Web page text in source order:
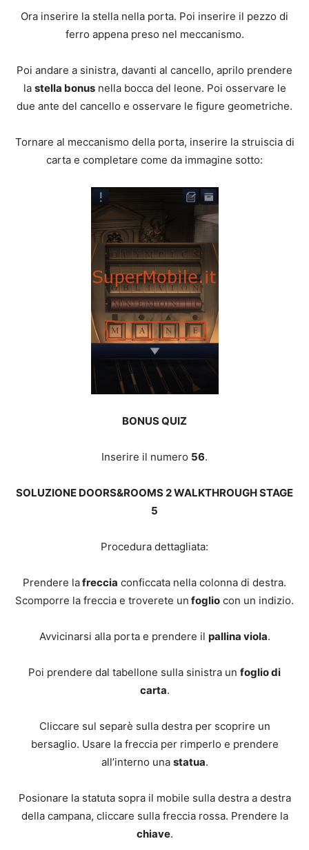
Ora inserire la stella nella porta. Poi inserire il pezzo di
ferro appena preso nel meccanismo.
Poi andare a sinistra, davanti al cancello, aprilo prendere
la stella bonusnella bocca del leone. Poi osservare le
due ante del cancello e osservare le figure geometriche.
Tornare al meccanismo della porta, inserire la struiscia di
carta e completare come da immagine sotto:
BONUS QUIZ
Inserire il numero 56.
SOLUZIONE DOORS&ROOMS 2 WALKTHROUGH STAGE
5
Procedura dettagliata:
Prendere lafreccia conficcata nella colonna di destra.
Scomporre la freccia e troverete un foglio con un indizio.
Avvicinarsi alla porta e prendere il pallina viola.
Poi prendere dal tabellone sulla sinistra un foglio di
carta.
Cliccare sul separè sulla destra per scoprire un
bersaglio. Usare la freccia per rimperlo e prendere
all’interno una statua.
Posionare la statuta sopra il mobile sulla destra a destra
della campana, cliccare sulla freccia rossa. Prendere la
chiave.